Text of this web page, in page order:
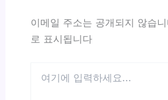
이메일 주소는 공개되지 않습
로 표시됩니다